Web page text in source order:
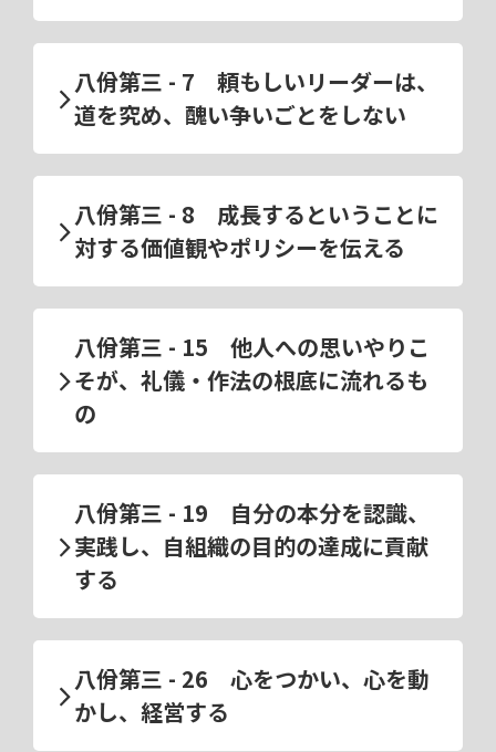
八佾第三 - 7 頼もしいリーダーは、
道を究め、醜い争いごとをしない
八佾第三 - 8 成長するということに
対する価値観やポリシーを伝える
八佾第三 - 15 他人への思いやりこ
そが、礼儀・作法の根底に流れるも
の
八佾第三 - 19 自分の本分を認識、
実践し、自組織の目的の達成に貢献
する
八佾第三 - 26 心をつかい、心を動
かし、経営する